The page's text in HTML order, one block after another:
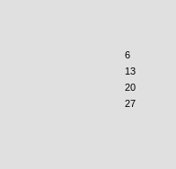
6
13
20
27